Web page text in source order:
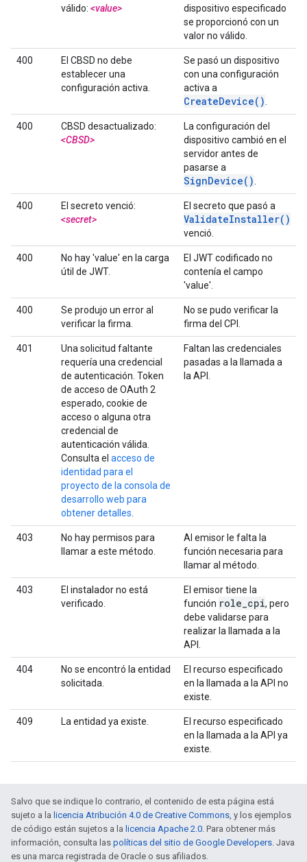
válido: <value>
dispositivo especificado
se proporcionó con un
valor no válido.
400
El CBSD no debe
establecer una
configuración activa.
Se pasó un dispositivo
con una configuración
activa a
CreateDevice()
400
CBSD desactualizado:
<CBSD>
La configuración del
dispositivo cambió en el
servidor antes de
pasarse a
SignDevice()
400
El secreto venció:
<secret>
El secreto que pasó a
ValidateInstaller()
venció.
400
No hay 'value' en la carga
útil de JWT.
El JWT codificado no
contenía el campo
'value'.
400
Se produjo un error al
verificar la firma.
No se pudo verificar la
firma del CPI.
401
Una solicitud faltante
requería una credencial
de autenticación. Token
de acceso de OAuth 2
esperado, cookie de
acceso o alguna otra
credencial de
autenticación válida.
Consulta el acceso de
identidad para el
proyecto de la consola de
desarrollo web para
obtener detalles
Faltan las credenciales
pasadas a la llamada a
la API.
403
No hay permisos para
llamar a este método.
Al emisor le falta la
función necesaria para
llamar al método.
403
El instalador no está
verificado.
El emisor tiene la
función role cpi, pero
debe validarse para
realizar la llamada a la
API.
404
No se encontró la entidad
solicitada.
El recurso especificado
en la llamada a la API no
existe.
409 La entidad ya existe.
El recurso especificado
en la llamada a la API ya
existe.
Salvo que se indique lo contrario, el contenido de esta página está
sujeto a la licencia Atribución 4.0 de Creative Commons, y los ejemplos
de código están sujetos a la licencia Apache 2.0. Para obtener más
información, consulta las políticas del sitio de Google Developers. Java
es una marca registrada de Oracle o sus afiliados.